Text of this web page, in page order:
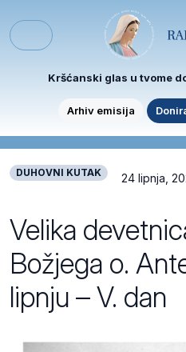
Menu
Kršćanski glas u tvome
Arhiv emisija
DUHOVNI KUTAK 24 lipnja,
Velika
Božjega o.
lipnju – V. dan